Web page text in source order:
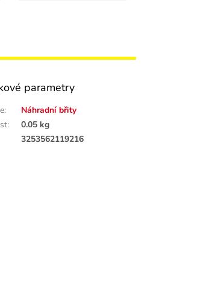
parametry
:
Náhradní břity
:
0.05 kg
3253562119216